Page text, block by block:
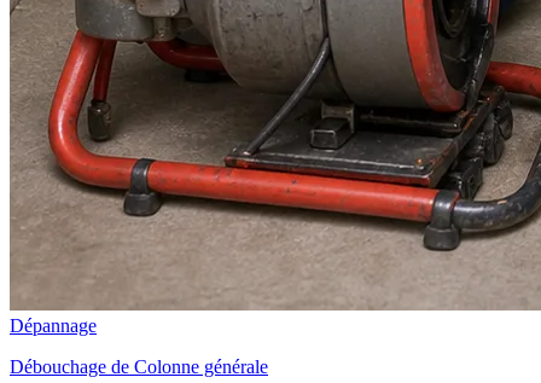
Dépannage
Débouchage de Colonne générale